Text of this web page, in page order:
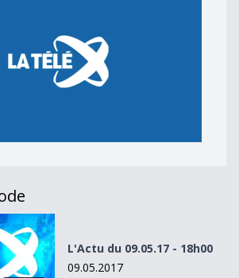
- 18h00
L'Actu du 09.05.17 - 18h00
09.05.2017